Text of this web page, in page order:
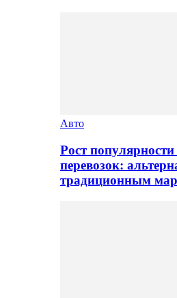
Авто
Рост
перевозок:
традиционным